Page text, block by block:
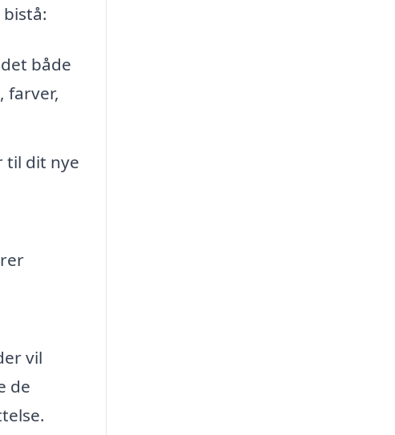
bistå:
både
farver,
til dit nye
vil
de